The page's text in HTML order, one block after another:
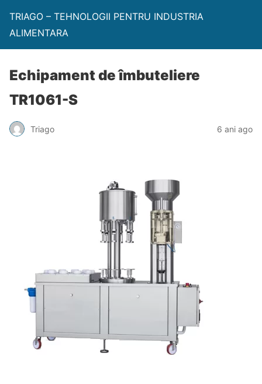
TRIAGO – TEHNOLOGII PENTRU INDUSTRIA
ALIMENTARA
Echipament de îmbuteliere
TR1061-S
Triago 6 ani ago